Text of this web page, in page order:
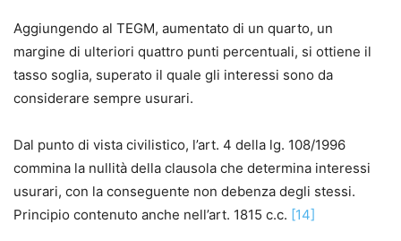
Aggiungendo al TEGM, aumentato di un quarto, un
margine di ulteriori quattro punti percentuali, si ottiene il
tasso soglia, superato il quale gli interessi sono da
considerare sempre usurari.
Dal punto di vista civilistico, l’art. 4 della lg. 108/1996
commina la nullità della clausola che determina interessi
usurari, con la conseguente non debenza degli stessi.
Principio contenuto anche nell’art. 1815 c.c. [14]